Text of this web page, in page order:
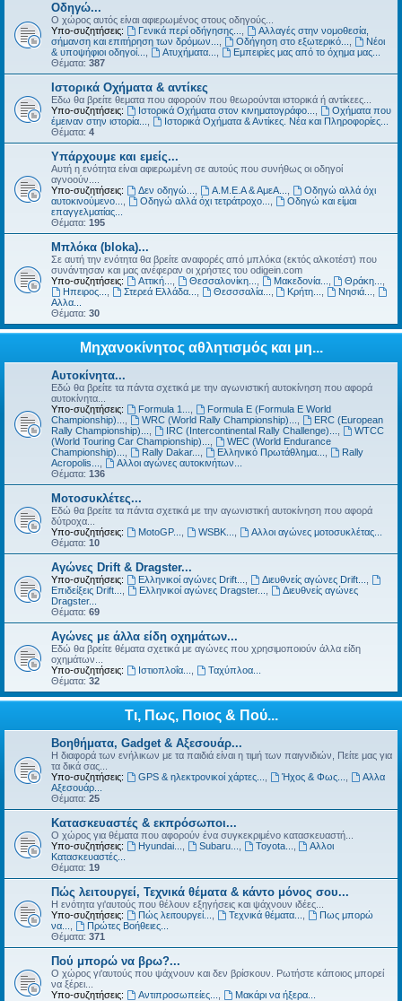
Οδηγώ...
Ο χώρος αυτός είναι αφιερωμένος στους οδηγούς...
Υπο-συζητήσεις:
Γενικά περί οδήγησης...
Αλλαγές στην νομοθεσία,
σήμανση και επιτήρηση των δρόμων...
Οδήγηση στο εξωτερικό...
Νέοι
& υποψήφιοι οδηγοί...
Ατυχήματα...
Εμπειρίες μας από το όχημα μας...
Θέματα: 387
Ιστορικά Οχήματα & αντίκες
Εδω θα βρείτε θεματα που αφορούν που θεωρούνται ιστορικά ή αντίκεες...
Υπο-συζητήσεις:
Ιστορικά Οχήματα στον κινηματογράφο...
Οχήματα που
έμειναν στην ιστορία...
Ιστορικά Οχήματα & Αντίκες. Νέα και Πληροφορίες...
Θέματα: 4
Υπάρχουμε και εμείς...
Αυτή η ενότητα είναι αφιερωμένη σε αυτούς που συνήθως οι οδηγοί
αγνοούν....
Υπο-συζητήσεις:
Δεν οδηγώ... Α.Μ.Ε.Α & ΑμεΑ...
Οδηγώ αλλά όχι
αυτοκινούμενο...
Οδηγώ αλλά όχι τετράτροχο...
Οδηγώ και είμαι
επαγγελματίας...
Θέματα: 195
Μπλόκα (bloka)...
Σε αυτή την ενότητα θα βρείτε αναφορές από μπλόκα (εκτός αλκοτέστ) που
συνάντησαν και μας ανέφεραν οι χρήστες του odigein.com
Υπο-συζητήσεις:
Αττική... Θεσσαλονίκη... Μακεδονία... Θράκη...
Ηπειρος...
Στερεά Ελλάδα... Θεσσσαλία... Κρήτη... Νησιά...
Αλλα...
Θέματα: 30
Μηχανοκίνητος αθλητισμός και μη...
Αυτοκίνητα...
Εδώ θα βρείτε τα πάντα σχετικά με την αγωνιστική αυτοκίνηση που αφορά
αυτοκίνητα...
Υπο-συζητήσεις:
Formula 1...
Formula E (Formula E World
Championship)...
WRC (World Rally Championship)...
ERC (European
Rally Championship)...
IRC (Intercontinental Rally Challenge)...
WTCC
(World Touring Car Championship)...
WEC (World Endurance
Championship)...
Rally Dakar... Ελληνικό Πρωτάθλημα...
Rally
Acropolis...
Αλλοι αγώνες αυτοκινήτων...
Θέματα: 136
Μοτοσυκλέτες...
Εδώ θα βρείτε τα πάντα σχετικά με την αγωνιστική αυτοκίνηση που αφορά
δύτροχα...
Υπο-συζητήσεις:
MotoGP... WSBK...
Αλλοι αγώνες μοτοσυκλέτας...
Θέματα: 10
Αγώνες Drift & Dragster...
Υπο-συζητήσεις: Ελληνικοί αγώνες Drift... Διευθνείς αγώνες Drift...
Επιδείξεις Drift...
Ελληνικοί αγώνες Dragster...
Διευθνείς αγώνες
Dragster...
Θέματα: 69
Αγώνες με άλλα είδη οχημάτων...
Εδώ θα βρείτε θέματα σχετικά με αγώνες που χρησιμοποιούν άλλα είδη
οχημάτων...
Υπο-συζητήσεις:
Ιστιοπλοΐα...
Ταχύπλοα...
Θέματα: 32
Τι, Πως, Ποιος & Πού...
Βοηθήματα, Gadget & Αξεσουάρ...
Η διαφορά των ενήλικων με τα παιδιά είναι η τιμή των παιγνιδιών, Πείτε μας για
τα δικά σας...
Υπο-συζητήσεις:
GPS & ηλεκτρονικοί χάρτες... Ήχος & Φως...
Αλλα
Αξεσουάρ...
Θέματα: 25
Κατασκευαστές & εκπρόσωποι...
Ο χώρος για θέματα που αφορούν ένα συγκεκριμένο κατασκευαστή...
Υπο-συζητήσεις:
Hyundai... Subaru... Toyota...
Αλλοι
Κατασκευαστές...
Θέματα: 19
Πώς λειτουργεί, Τεχνικά θέματα & κάντο μόνος σου...
Η ενότητα γι'αυτούς που θέλουν εξηγήσεις και ψάχνουν ιδέες...
Υπο-συζητήσεις:
Πώς λειτουργεί... Τεχνικά θέματα...
Πως μπορώ
να...
Πρώτες Βοήθειες...
Θέματα: 371
Πού μπορώ να βρω?...
Ο χώρος γι'αυτούς που ψάχνουν και δεν βρίσκουν. Ρωτήστε κάποιος μπορεί
να ξέρει...
Υπο-συζητήσεις:
Αντιπροσωπείες...
Μακάρι να ήξερα...